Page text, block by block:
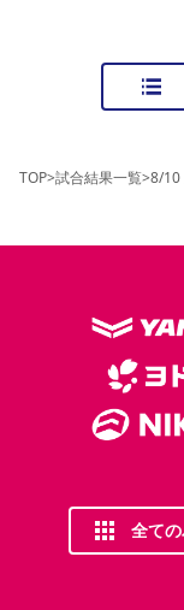
TOP>試合結果一覧>8/10
全て